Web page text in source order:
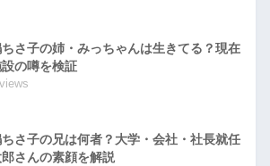
さ子の姉・みっちゃんは生きてる？現在
の噂を検証
さ子の兄は何者？大学・会社・社長就任
さんの素顔を解説